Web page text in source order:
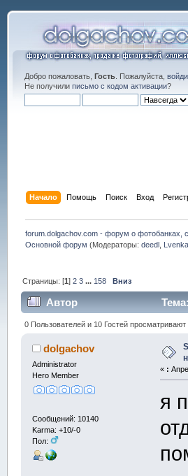
Добро пожаловать, Гость. Пожалуйста,
Не получили письмо с кодом активации?
Начало Помощь Поиск Вход
forum.dolgachov.com - форум о фотобанках,
Основной форум (Модераторы:deedl Lvenka
Страницы: [1]2 3 ... 158 Вниз
Автор
0 Пользователей и 10 Гостей просматривают
dolgachov
Administrator
Hero Member
Сообщений: 10140
Karma: +10/-0
Пол:
« :
я